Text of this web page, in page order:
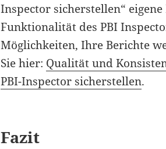
Inspector sicherstellen“
Funktionalität des PBI
Möglichkeiten, Ihre Berichte
Sie hier: Qualität und
PBI-Inspector sicherstellen.
Fazit